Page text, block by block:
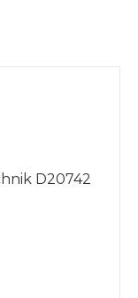
D20742